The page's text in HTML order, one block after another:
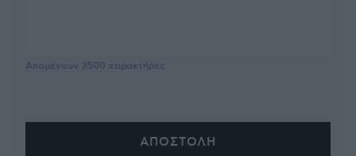
Απομένουν 2500 χαρακτήρες